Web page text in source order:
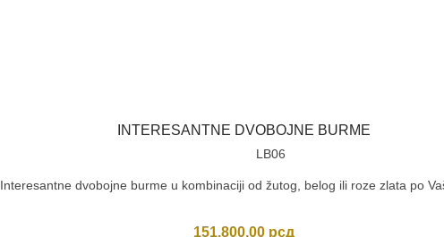
INTERESANTNE DVOBOJNE BURME
LB06
Interesantne dvobojne burme u kombinaciji od žutog, belog ili roze zlata po
151.800,00 рсд